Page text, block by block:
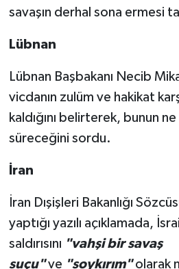
savaşın derhal sona ermesi
Lübnan
Lübnan Başbakanı Necib
vicdanın zulüm ve hakikat
kaldığını belirterek, bunun
süreceğini sordu.
İran
İran Dışişleri Bakanlığı
yaptığı yazılı açıklamada,
saldırısını "vahşi bir savaş
suçu"ve "soykırım"olarak